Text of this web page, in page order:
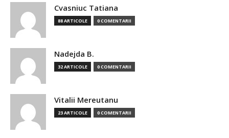
Cvasniuc Tatiana
88 ARTICOLE 0 COMENTARII
Nadejda B.
32 ARTICOLE 0 COMENTARII
Vitalii Mereutanu
23 ARTICOLE 0 COMENTARII